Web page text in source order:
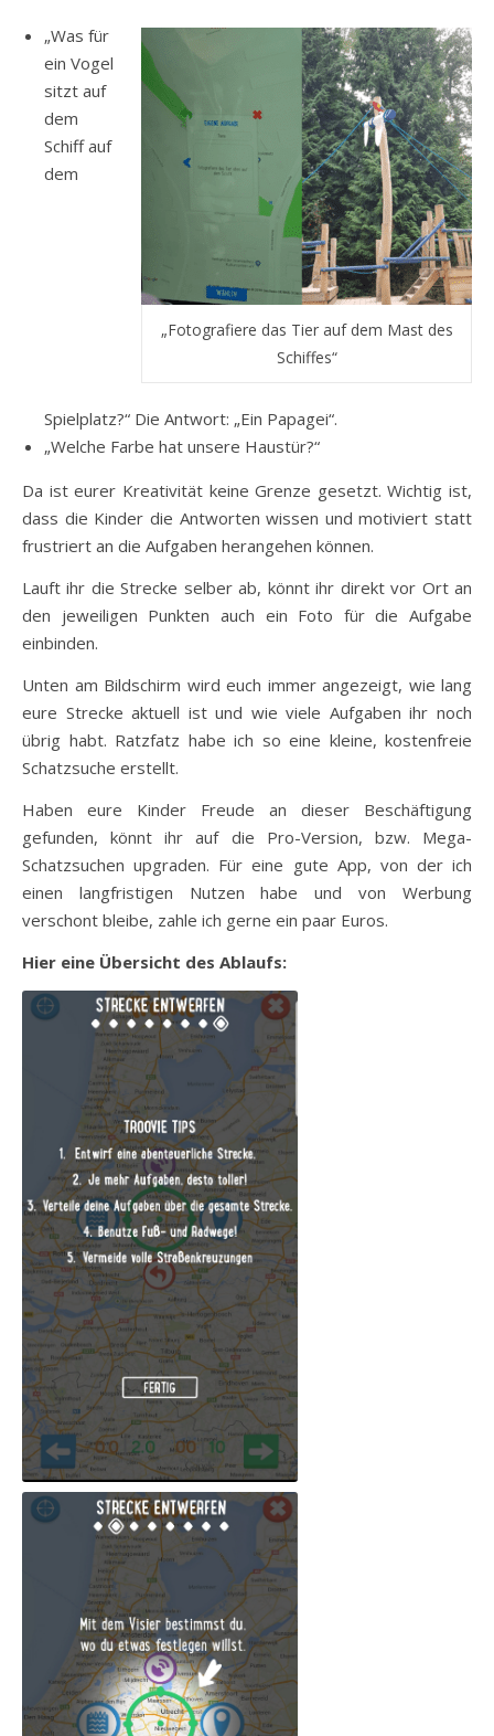
„Fotografiere das Tier auf dem Mast des
Schiffes“
„Was für
ein Vogel
sitzt auf
dem
Schiff auf
dem
Spielplatz?“ Die Antwort: „Ein Papagei“.
„Welche Farbe hat unsere Haustür?“
Da ist eurer Kreativität keine Grenze gesetzt. Wichtig ist,
dass die Kinder die Antworten wissen und motiviert statt
frustriert an die Aufgaben herangehen können.
Lauft ihr die Strecke selber ab, könnt ihr direkt vor Ort an
den jeweiligen Punkten auch ein Foto für die Aufgabe
einbinden.
Unten am Bildschirm wird euch immer angezeigt, wie lang
eure Strecke aktuell ist und wie viele Aufgaben ihr noch
übrig habt. Ratzfatz habe ich so eine kleine, kostenfreie
Schatzsuche erstellt.
Haben eure Kinder Freude an dieser Beschäftigung
gefunden, könnt ihr auf die Pro-Version, bzw. Mega-
Schatzsuchen upgraden. Für eine gute App, von der ich
einen langfristigen Nutzen habe und von Werbung
verschont bleibe, zahle ich gerne ein paar Euros.
Hier eine Übersicht des Ablaufs: